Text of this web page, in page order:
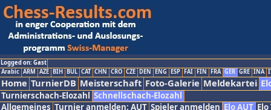
Logged on: Gast
Arabic ARM AZE BIH BUL CAT CHN CRO CZE DEN ENG ESP FAI FIN FRA GER GRE INA
Home TurnierDB Meisterschaft Foto-Galerie Meldekartei
Turnierschach-Elozahl Schnellschach-Elozahl
Allgemeines Turnier anmelden: AUT Spieler anmelden Elo AUT